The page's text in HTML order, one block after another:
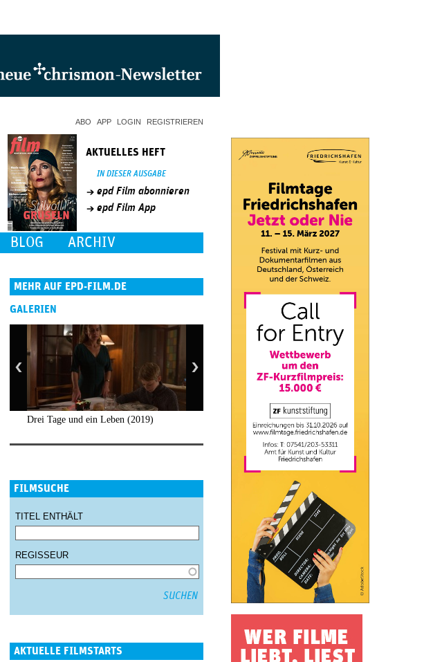
ABO APP LOGIN REGISTRIEREN
AKTUELLES HEFT
IN DIESER AUSGABE
epd Film abonnieren
epd Film App
BLOG ARCHIV
MEHR AUF EPD-FILM.DE
GALERIEN
Drei Tage und ein Leben (2019)
FILMSUCHE
TITEL ENTHÄLT
REGISSEUR
AKTUELLE FILMSTARTS